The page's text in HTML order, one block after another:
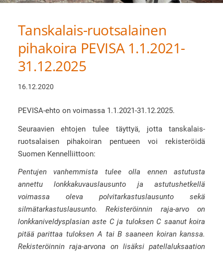
Tanskalais-ruotsalainen
pihakoira PEVISA 1.1.2021-
31.12.2025
16.12.2020
PEVISA-ehto on voimassa 1.1.2021-31.12.2025.
Seuraavien ehtojen tulee täyttyä, jotta tanskalais-
ruotsalaisen pihakoiran pentueen voi rekisteröidä
Suomen Kennelliittoon:
Pentujen vanhemmista tulee olla ennen astutusta
annettu lonkkakuvauslausunto ja astutushetkellä
voimassa oleva polvitarkastuslausunto sekä
silmätarkastuslausunto. Rekisteröinnin raja-arvo on
lonkkaniveldysplasian aste C ja tuloksen C saanut koira
pitää parittaa tuloksen A tai B saaneen koiran kanssa.
Rekisteröinnin raja-arvona on lisäksi patellaluksaation